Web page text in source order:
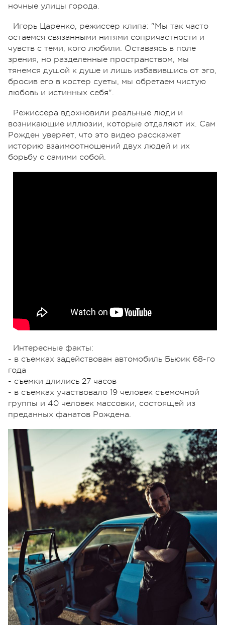
ночные улицы города.
Игорь Царенко, режиссер клипа: "Мы так часто
остаемся связанными нитями сопричастности и
чувств с теми, кого любили. Оставаясь в поле
зрения, но разделенные пространством, мы
тянемся душой к душе и лишь избавившись от эго,
бросив его в костер суеты, мы обретаем чистую
любовь и истинных себя".
Режиссера вдохновили реальные люди и
возникающие иллюзии, которые отдаляют их. Сам
Рожден уверяет, что это видео расскажет
историю взаимоотношений двух людей и их
борьбу с самими собой.
Интересные факты:
- в съемках задействован автомобиль Бьюик 68-го
года
- съемки длились 27 часов
- в съемках участвовало 19 человек съемочной
группы и 40 человек массовки, состоящей из
преданных фанатов Рождена.